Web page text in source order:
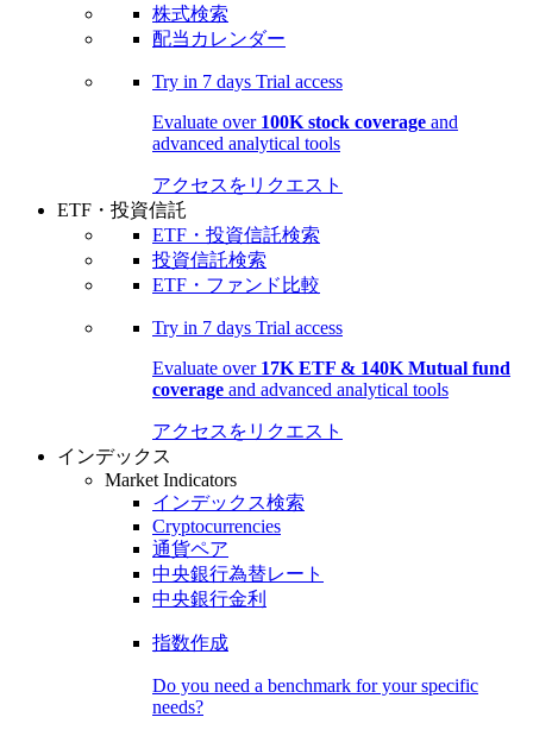
株式検索
配当カレンダー
Try in 7 days Trial access
Evaluate over 100K stock coverage and
advanced analytical tools
アクセスをリクエスト
ETF・投資信託
ETF・投資信託検索
投資信託検索
ETF・ファンド比較
Try in 7 days Trial access
Evaluate over 17K ETF & 140K Mutual fund
coverage and advanced analytical tools
アクセスをリクエスト
インデックス
Market Indicators
インデックス検索
Cryptocurrencies
通貨ペア
中央銀行為替レート
中央銀行金利
指数作成
Do you need a benchmark for your specific
needs?